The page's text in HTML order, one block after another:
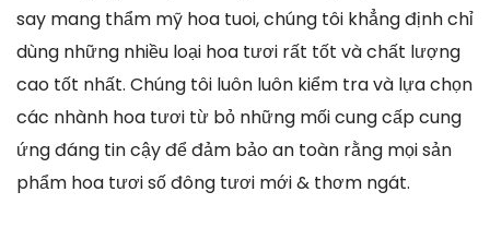
say mang thẩm mỹ hoa tuoi, chúng tôi khẳng định chỉ
dùng những nhiều loại hoa tươi rất tốt và chất lượng
cao tốt nhất. Chúng tôi luôn luôn kiểm tra và lựa chọn
các nhành hoa tươi từ bỏ những mối cung cấp cung
ứng đáng tin cậy để đảm bảo an toàn rằng mọi sản
phẩm hoa tươi số đông tươi mới & thơm ngát.